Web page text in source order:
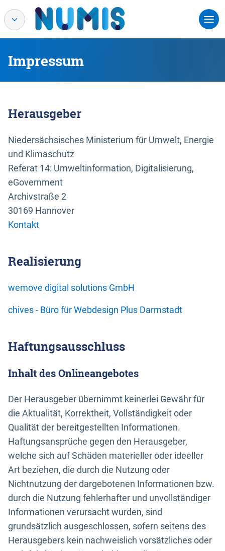
Impressum
Herausgeber
Niedersächsisches Ministerium für Umwelt, Energie
und Klimaschutz
Referat 14: Umweltinformation, Digitalisierung,
eGovernment
Archivstraße 2
30169 Hannover
Kontakt
Realisierung
wemove digital solutions GmbH
chives - Büro für Webdesign Plus Darmstadt
Haftungsausschluss
Inhalt des Onlineangebotes
Der Herausgeber übernimmt keinerlei Gewähr für
die Aktualität, Korrektheit, Vollständigkeit oder
Qualität der bereitgestellten Informationen.
Haftungsansprüche gegen den Herausgeber,
welche sich auf Schäden materieller oder ideeller
Art beziehen, die durch die Nutzung oder
Nichtnutzung der dargebotenen Informationen bzw.
durch die Nutzung fehlerhafter und unvollständiger
Informationen verursacht wurden, sind
grundsätzlich ausgeschlossen, sofern seitens des
Herausgebers kein nachweislich vorsätzliches oder